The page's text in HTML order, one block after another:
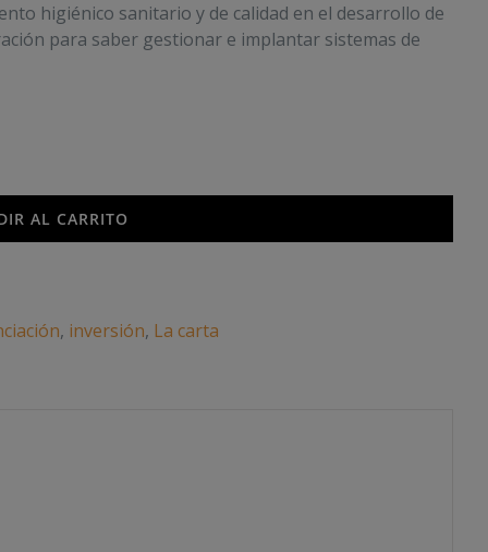
higiénico sanitario y de calidad en el desarrollo de
para saber gestionar e implantar sistemas de
AL CARRITO
, inversión, La carta